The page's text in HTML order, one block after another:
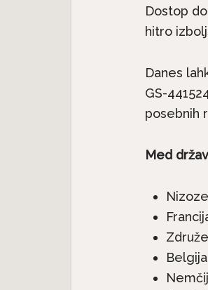
Dostop
hitro
Danes
GS-
posebnih
Med
Belgija